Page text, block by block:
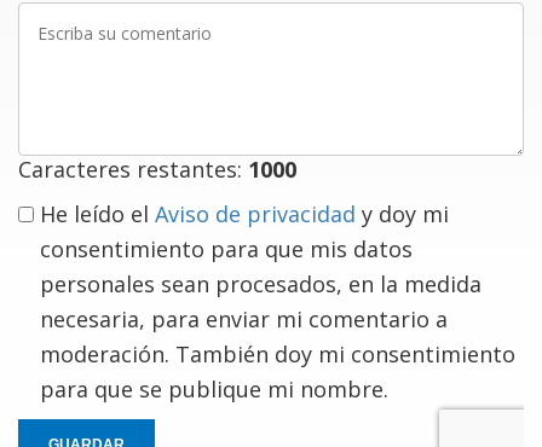
Escriba
Caracteres restantes: 1000
He leído el Aviso de privacidad y doy mi
consentimiento para que mis datos
personales sean procesados, en la medida
necesaria, para enviar mi comentario a
moderación. También doy mi consentimiento
para que se publique mi nombre.